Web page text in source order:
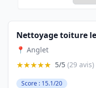
Nettoyage toiture
📍 Anglet
★★★★★ 5/5 (29 avis)
Score : 15.1/20